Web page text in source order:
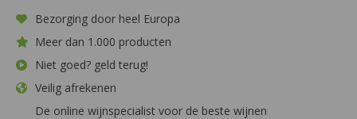
Bezorging door heel Europa
Meer dan 1.000 producten
Niet goed? geld terug!
Veilig afrekenen
De online wijnspecialist voor de beste wijnen